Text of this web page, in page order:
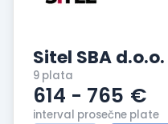
Sitel SBA
9 plata
614 - 765 €
interval prosečne plate